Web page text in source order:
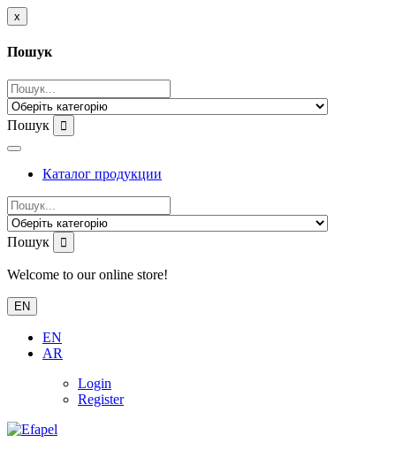
x
Пошук
Пошук
Каталог продукции
Пошук
Welcome to our online store!
EN
EN
AR
Login
Register